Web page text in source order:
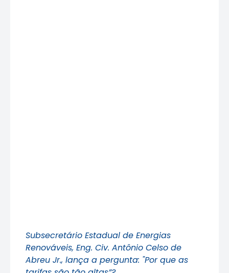
Subsecretário Estadual de Energias
Renováveis, Eng. Civ. Antônio Celso de
Abreu Jr., lança a pergunta: "Por que as